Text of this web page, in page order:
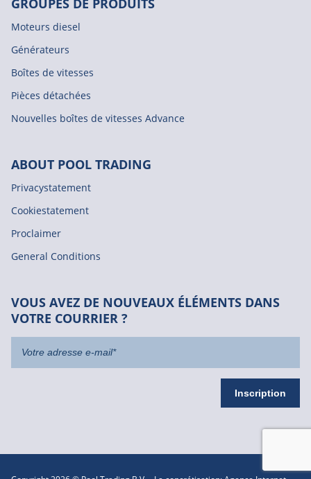
Moteurs diesel
Générateurs
Boîtes de vitesses
Pièces détachées
Nouvelles boîtes de vitesses Advance
ABOUT POOL TRADING
Privacystatement
Cookiestatement
Proclaimer
General Conditions
VOUS AVEZ DE NOUVEAUX ÉLÉMENTS DANS
VOTRE COURRIER ?